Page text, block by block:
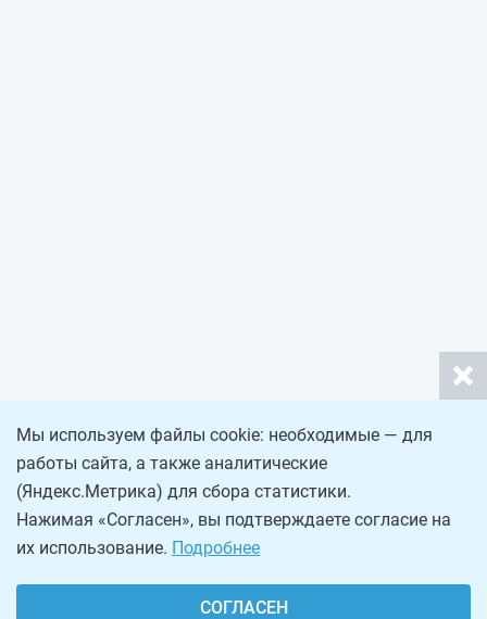
Мы используем файлы cookie: необходимые — для
работы сайта, а также аналитические
(Яндекс.Метрика) для сбора статистики.
Нажимая «Согласен», вы подтверждаете согласие на
их использование. Подробнее
СОГЛАСЕН